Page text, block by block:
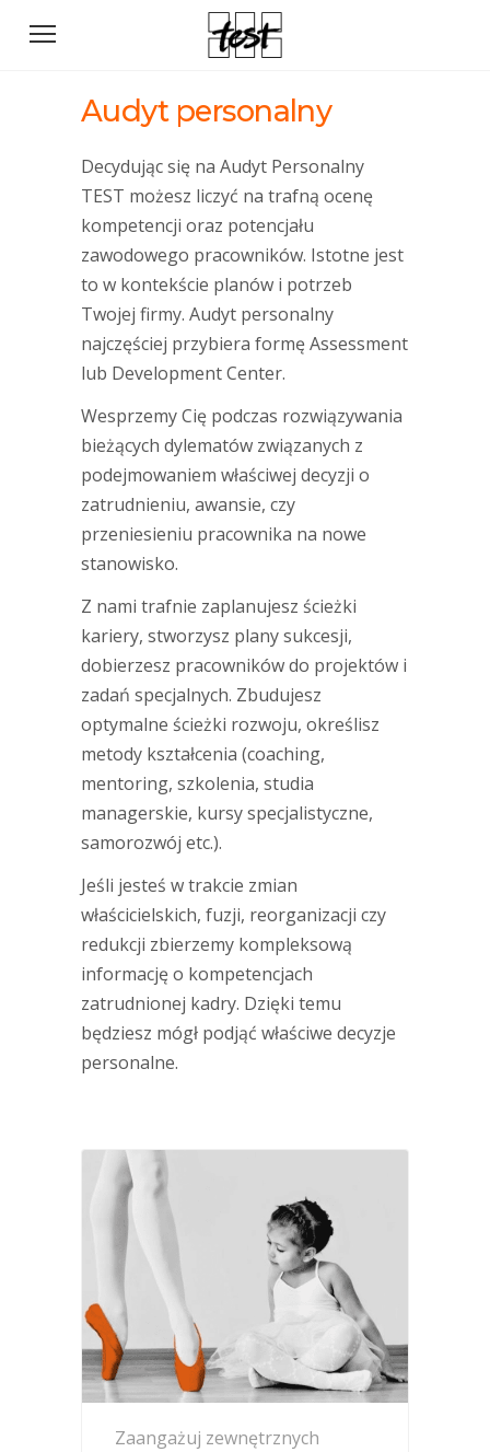
Audyt personalny
Decydując się na Audyt Personalny
TEST możesz liczyć na trafną ocenę
kompetencji oraz potencjału
zawodowego pracowników. Istotne jest
to w kontekście planów i potrzeb
Twojej firmy. Audyt personalny
najczęściej przybiera formę Assessment
lub Development Center.
Wesprzemy Cię podczas rozwiązywania
bieżących dylematów związanych z
podejmowaniem właściwej decyzji o
zatrudnieniu, awansie, czy
przeniesieniu pracownika na nowe
stanowisko.
Z nami trafnie zaplanujesz ścieżki
kariery, stworzysz plany sukcesji,
dobierzesz pracowników do projektów i
zadań specjalnych. Zbudujesz
optymalne ścieżki rozwoju, określisz
metody kształcenia (coaching,
mentoring, szkolenia, studia
managerskie, kursy specjalistyczne,
samorozwój etc.).
Jeśli jesteś w trakcie zmian
właścicielskich, fuzji, reorganizacji czy
redukcji zbierzemy kompleksową
informację o kompetencjach
zatrudnionej kadry. Dzięki temu
będziesz mógł podjąć właściwe decyzje
personalne.
Zaangażuj zewnętrznych